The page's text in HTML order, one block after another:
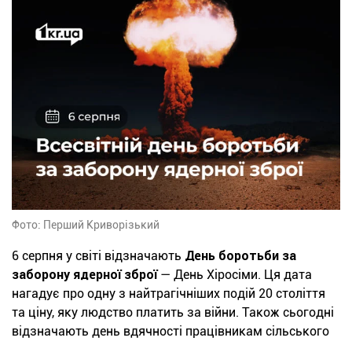
Фото: Перший Криворізький
6 серпня у світі відзначають День боротьби за
заборону ядерної зброї— День Хіросіми. Ця дата
нагадує про одну з найтрагічніших подій 20 століття
та ціну, яку людство платить за війни. Також сьогодні
відзначають день вдячності працівникам сільського